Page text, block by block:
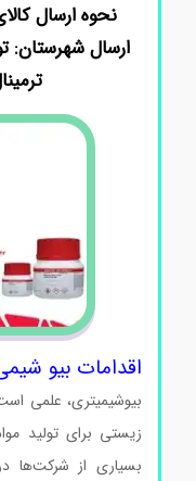
نحوه ارسال
ارسال شهرستان:
اقدامات بیو
بیوشیمیتری، علمی است
زیستی برای تولید مواد
بسیاری از شرکت‌ها در